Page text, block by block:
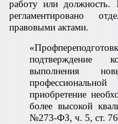
работу или должность.
регламентировано
правовыми актами.
подтверждение
выполнения
приобретение
более высокой
№273-ФЗ, ч. 5, ст.